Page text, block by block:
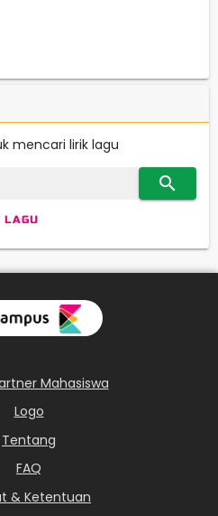
mencari lirik lagu
search
Mahasiswa
Logo
Tentang
FAQ
& Ketentuan